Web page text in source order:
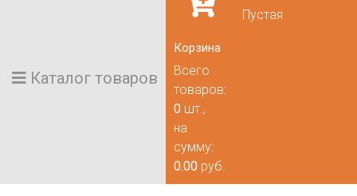
Каталог товаров
Пустая
Корзина
Всего
товаров:
0 шт.,
на
сумму:
0.00 руб.